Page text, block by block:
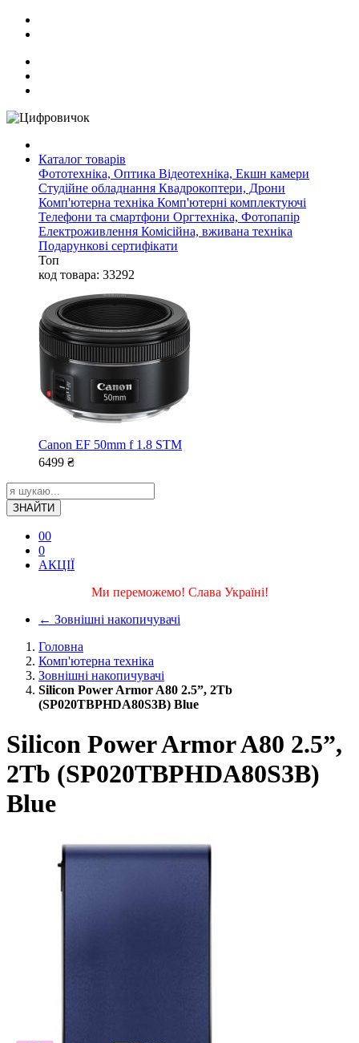
Каталог товарів
Фототехніка, Оптика Відеотехніка, Екшн камери
Студійне обладнання Квадрокоптери, Дрони
Комп'ютерна техніка Комп'ютерні комплектуючі
Телефони та смартфони Оргтехніка, Фотопапір
Електроживлення Комісійна, вживана техніка
Подарункові сертифікати
Топ
код товара: 33292
Canon EF 50mm f 1.8 STM
6499 ₴
ЗНАЙТИ
00
0
АКЦІЇ
Ми переможемо! Слава Україні!
← Зовнішні накопичувачі
Головна
Комп'ютерна техніка
Зовнішні накопичувачі
Silicon Power Armor A80 2.5”, 2Tb
(SP020TBPHDA80S3B) Blue
Silicon Power Armor A80 2.5”,
2Tb (SP020TBPHDA80S3B)
Blue